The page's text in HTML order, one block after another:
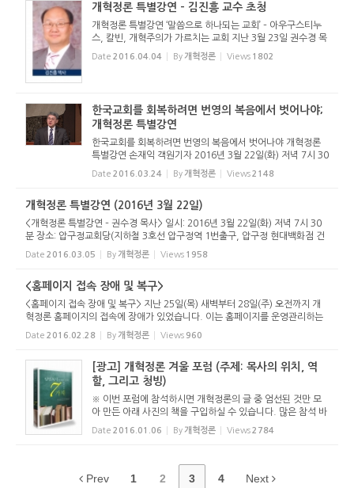
개혁정론 특별강연 - 김진흥 교수 초청
개혁정론 특별강연 ‘말씀으로 하나되는 교회’ – 아우구스티누
스, 칼빈, 개혁주의가 가르치는 교회 지난 3월 23일 권수경 목
사를 초청하여 서울에서 특별강연을 가진 바 있는 개혁정론이
이번에는 부산에서 아래와 같이 특별강연을 가집니다. - 아 래
Date 2016.04.04 By 개혁정론 Views 1802
한국교회를 회복하려면 번영의 복음에서 벗어나야;
개혁정론 특별강연
한국교회를 회복하려면 번영의 복음에서 벗어나야 개혁정론
특별강연 손재익 객원기자 2016년 3월 22일(화) 저녁 7시 30
분 압구정교회당(노은환 목사 시무)에서는 개혁정론 특별강연
이 있었다. 개혁정론은 그동안 매년 2월과 8월에 각각 포럼을
Date 2016.03.24 By 개혁정론 Views2148
개혁정론 특별강연 (2016년 3월 22일)
<개혁정론 특별강연 – 권수경 목사> 일시: 2016년 3월 22일(화) 저녁 7시 30
분 장소: 압구정교회당(지하철 3호선 압구정역 1번출구, 압구정 현대백화점 건
너편) (노은환 목사 시무 / 서울시 강남구 압구정로 29길 17 / 전화: 02-540-4
400) 제목: 가시떨기에서...
Date 2016.03.05 By 개혁정론 Views 1958
<홈페이지 접속 장애 및 복구>
<홈페이지 접속 장애 및 복구> 지난 25일(목) 새벽부터 28일(주) 오전까지 개
혁정론 홈페이지의 접속에 장애가 있었습니다. 이는 홈페이지를 운영관리하는
업체의 클라우드 서버 네트워크 장애로 인한 것이었는데, 복구에 상당한 시간이
걸렸습니다. 저희 홈페...
Date 2016.02.28 By 개혁정론 Views 960
[광고] 개혁정론 겨울 포럼 (주제: 목사의 위치, 역
할, 그리고 청빙)
※ 이번 포럼에 참석하시면 개혁정론의 글 중 엄선된 것만 모
아 만든 아래 사진의 책을 구입하실 수 있습니다. 많은 참석 바
랍니다. <제4회 개혁정론 포럼> 다음과 같이 포럼이 열립니
다. 이번 포럼에서는 목사의 위치와 역할과 청빙방법을 제시하
Date 2016.01.06 By 개혁정론 Views2784
Prev 1 2 3 4 Next